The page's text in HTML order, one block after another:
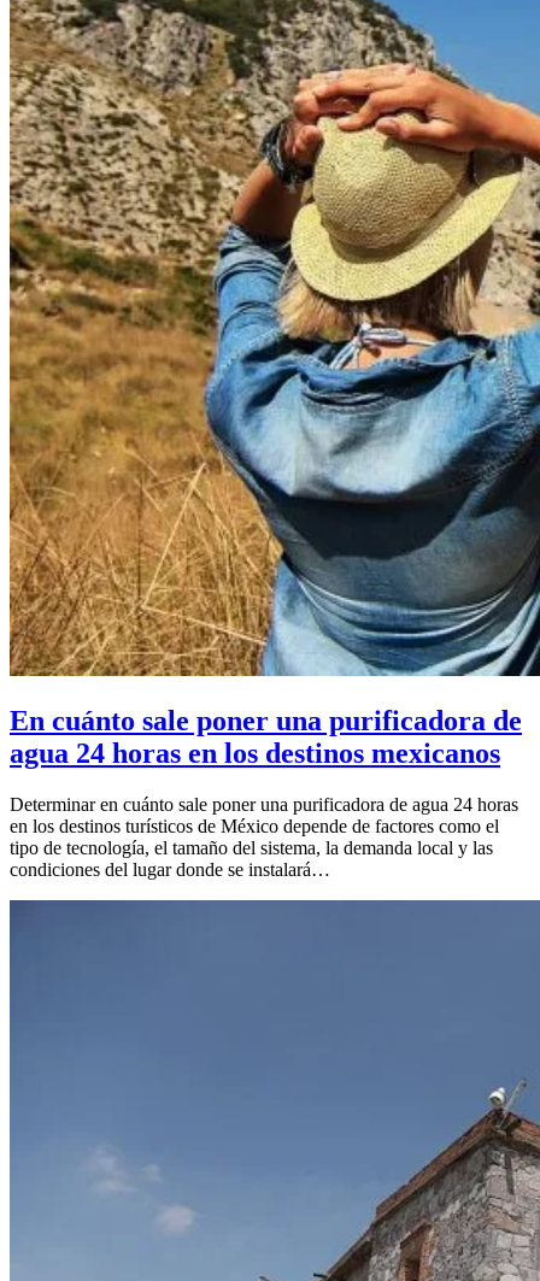
En cuánto sale poner una purificadora de
agua 24 horas en los destinos mexicanos
Determinar en cuánto sale poner una purificadora de agua 24 horas
en los destinos turísticos de México depende de factores como el
tipo de tecnología, el tamaño del sistema, la demanda local y las
condiciones del lugar donde se instalará…